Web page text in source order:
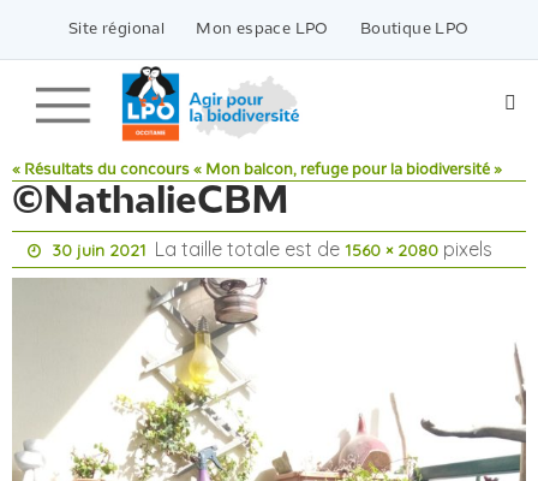
contenu
Site régional Mon espace LPO Boutique LPO
« Résultats du concours « Mon balcon, refuge pour la biodiversité »
©NathalieCBM
30 juin 2021 La taille totale est de1560 × 2080 pixels